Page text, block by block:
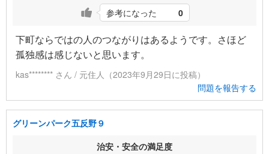
参考になった 0
下町ならではの人のつながりはあるようです。さほど
孤独感は感じないと思います。
kas******** さん / 元住人（2023年9月29日に投稿）
問題を報告する
グリーンパーク五反野９
治安・安全の満足度